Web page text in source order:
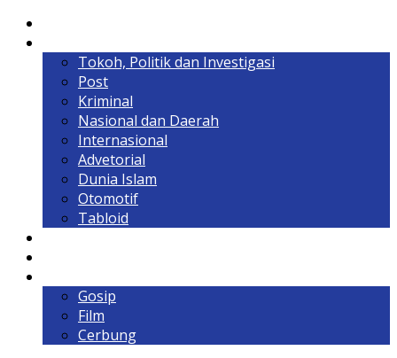
Tokoh, Politik dan Investigasi
Post
Kriminal
Nasional dan Daerah
Internasional
Advetorial
Dunia Islam
Otomotif
Tabloid
Gosip
Film
Cerbung